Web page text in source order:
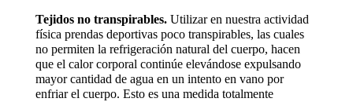
Tejidos no transpirables.Utilizar en nuestra actividad
física prendas deportivas poco transpirables, las cuales
no permiten la refrigeración natural del cuerpo, hacen
que el calor corporal continúe elevándose expulsando
mayor cantidad de agua en un intento en vano por
enfriar el cuerpo. Esto es una medida totalmente